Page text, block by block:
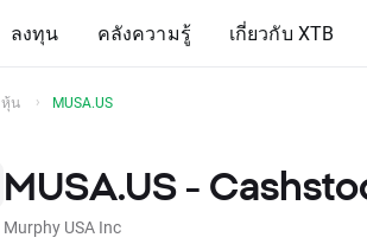
ลงทุน คลังความรู้ เกี่ยวกับ XTB
หุ้น MUSA.US
MUSA.US -
Murphy USA Inc